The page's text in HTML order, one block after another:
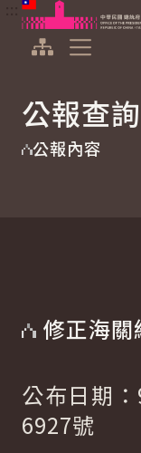
跳到主要內容
中華民國總統府
公報查詢
公報內容
修正海關
公布日期
6927號